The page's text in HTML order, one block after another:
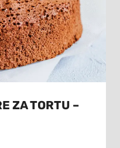
ZA TORTU –